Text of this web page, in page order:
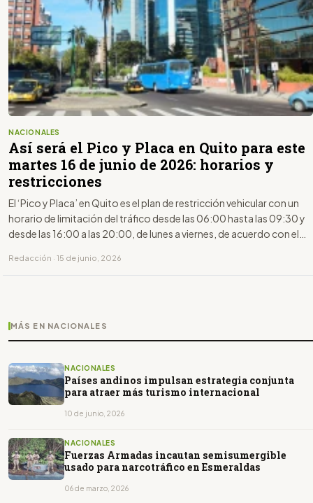
NACIONALES
Así será el Pico y Placa en Quito para este
martes 16 de junio de 2026: horarios y
restricciones
El ‘Pico y Placa’ en Quito es el plan de restricción vehicular con un
horario de limitación del tráfico desde las 06:00 hasta las 09:30 y
desde las 16:00 a las 20:00, de lunes a viernes, de acuerdo con el
Redacción · 15 de junio, 2026
MÁS EN NACIONALES
NACIONALES
Países andinos impulsan estrategia conjunta
para atraer más turismo internacional
10 de junio, 2026
NACIONALES
Fuerzas Armadas incautan semisumergible
usado para narcotráfico en Esmeraldas
06 de marzo, 2026